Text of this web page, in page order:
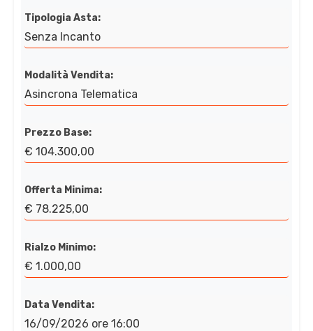
Tipologia Asta:
Senza Incanto
Modalità Vendita:
Asincrona Telematica
Prezzo Base:
€ 104.300,00
Offerta Minima:
€ 78.225,00
Rialzo Minimo:
€ 1.000,00
Data Vendita:
16/09/2026 ore 16:00